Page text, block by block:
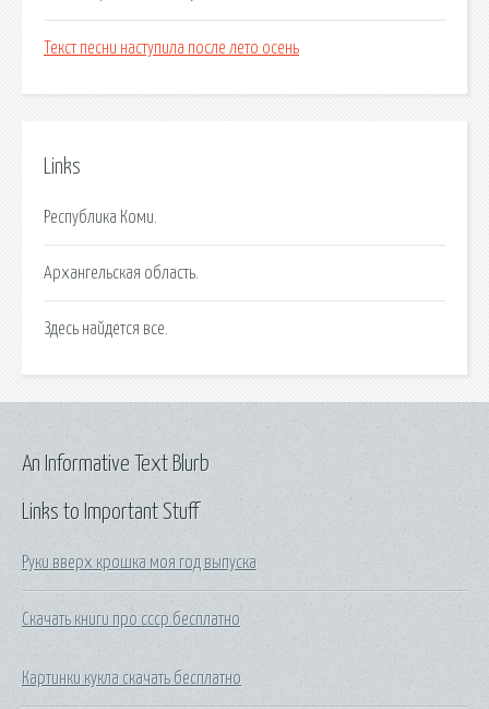
Текст песни наступила после лето осень
Links
Республика Коми.
Архангельская область.
Здесь найдется все.
Links to Important Stuff
Руки вверх крошка моя год выпуска
Скачать книги про ссср бесплатно
Картинки кукла скачать бесплатно
An Informative Text Blurb